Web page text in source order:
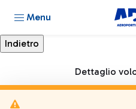
Menu
Dettaglio